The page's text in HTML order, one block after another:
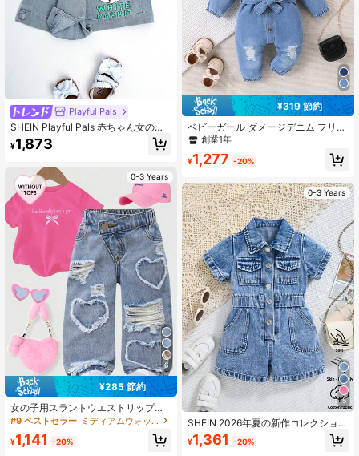
Playful Pals
SHEIN Playful Pals 赤ちゃん女の子
用 可愛いウサギプリント ルーズフィ
ット デニムジャケット アウター
¥1,873
0-3 Years
6
¥285 節約
女の子用スラントウエストリップデ
ニムパンツ、テーパードシルエッ
ァッションの必需品!ライトウォッシ
#9 ベストセラー ミディアムウォッシュ ベビーガールズデニム
¥1,141 -20%
¥319 節約
ベビーガール ダメージデニム フリル
長袖 ロンパース リボン＆ボタン前開
創業1年
¥1,277 -20%
0-3 Years
5
SHEIN 2026年夏の新作コレクション
ベビー女の子デニムジャンプスー
ツ、軽量 サマー、ミディアムウォッ
¥1,361 -20%